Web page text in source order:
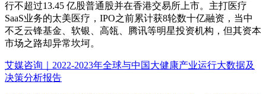
行不超过13.45 亿股普通股并在香港交易所上市。主打医疗
SaaS业务的太美医疗，IPO之前累计获8轮数十亿融资，当中
不乏云锋基金、软银、高瓴、腾讯等明星投资机构，但其资本
市场之路却异常坎坷。
艾媒咨询｜2022-2023年全球与中国大健康产业运行大数据及
决策分析报告